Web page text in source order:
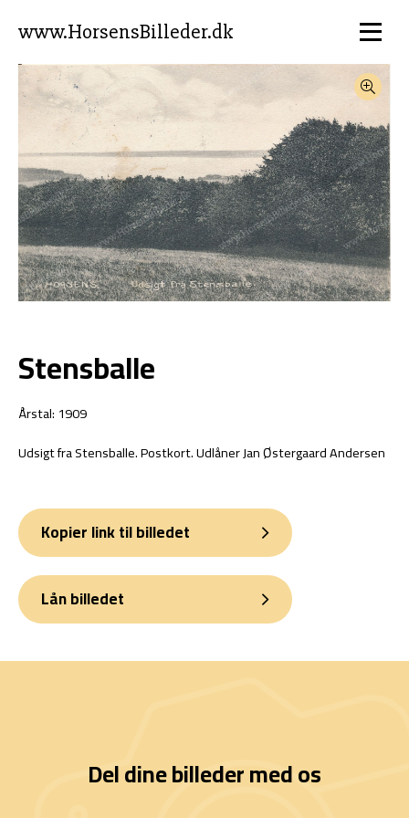
www.HorsensBilleder.dk
Stensballe
Årstal: 1909
Udsigt fra Stensballe. Postkort. Udlåner Jan Østergaard Andersen
Kopier link til billedet
Lån billedet
Del dine billeder med os